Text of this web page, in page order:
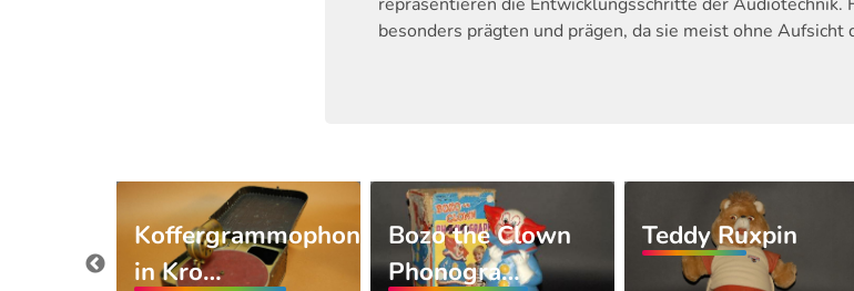
besonders prägten und prägen, da sie meist ohne
Koffergrammophon
in Kro…
Bozo the Clown
Phonogra…
Teddy Ruxpin